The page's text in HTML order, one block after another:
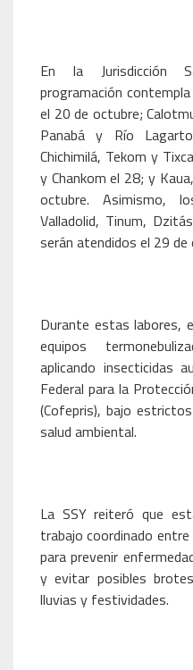
En la Jurisdicción
programación
el 20 de octubre;
Panabá y Río
Chichimilá, Tekom y
y Chankom el 28; y
octubre. Asimismo,
Valladolid, Tinum,
serán atendidos el 29 de
Durante estas labores,
equipos
aplicando insecticidas
Federal para la
(Cofepris), bajo
salud ambiental.
La SSY reiteró que
trabajo coordinado
para prevenir
y evitar posibles
lluvias y festividades.